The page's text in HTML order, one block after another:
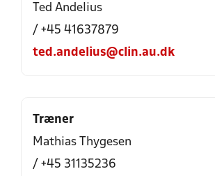
Ted Andelius
/ +45 41637879
ted.andelius@clin.au.dk
Træner
Mathias Thygesen
/ +45 31135236